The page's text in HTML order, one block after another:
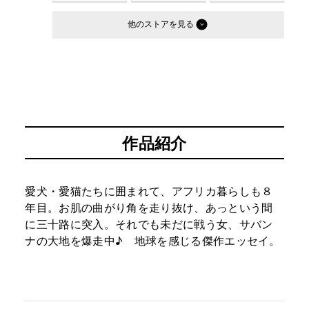
他のストア
作品紹介
愛犬・愛猫たちに囲まれて、アフリカ暮らしも８
年目。お肌の曲がり角を走り抜け、あっという間
に三十路に突入。それでも未だに戦う女、サバン
ナの大地を爆走中♪ 地球を感じる傑作エッセイ。